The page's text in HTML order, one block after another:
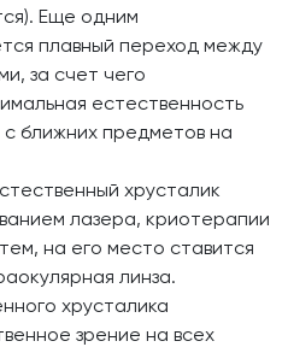
Еще одним
плавный переход между
за счет чего
естественность
с ближних предметов на
хрусталик
лазера, криотерапии
на его место ставится
линза.
хрусталика
зрение на всех